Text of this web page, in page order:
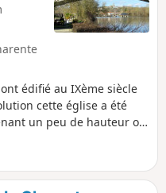
édifié au IXème siècle
cette église a été
un peu de hauteur on